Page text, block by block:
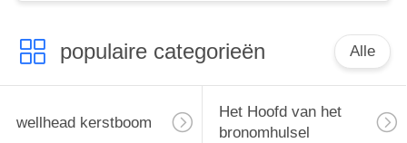
populaire categorieën Alle
wellhead kerstboom
Het Hoofd van het
bronomhulsel